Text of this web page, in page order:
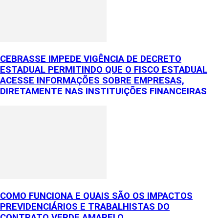
CEBRASSE IMPEDE VIGÊNCIA DE DECRETO
ESTADUAL PERMITINDO QUE O FISCO ESTADUAL
ACESSE INFORMAÇÕES SOBRE EMPRESAS,
DIRETAMENTE NAS INSTITUIÇÕES FINANCEIRAS
COMO FUNCIONA E QUAIS SÃO OS IMPACTOS
PREVIDENCIÁRIOS E TRABALHISTAS DO